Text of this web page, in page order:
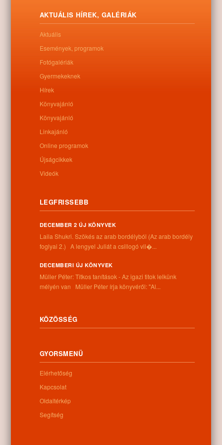
Letöltés
0
Nem található kapcsolódó anyag
Kategóriák:
Információk
Telefon:
+36 52 206 031
Nyitva tartás:
Szerda: 9:00-12:00 13:00-16:30
Csütörtök: 9:00-12:00 13:00-16:30
Vasárnap: zárva
Hírlevél
AKTUÁLIS HÍREK, GALÉRIÁK
Aktuális
Események, programok
Fotógalériák
Gyermekeknek
Hírek
Könyvajánló
Könyvajánló
Linkajánló
Online programok
Újságcikkek
Videók
LEGFRISSEBB
DECEMBER 2 ÚJ KÖNYVEK
Laila Shukri. Szökés ​az arab bordélyból (Az arab bordély
foglyai 2.) A lengyel Juliát a csillogó vil�...
DECEMBERI ÚJ KÖNYVEK
Müller Péter: Titkos tanítások - Az igazi titok lelkünk
mélyén van Müller Péter írja könyvéről: "Al...
KÖZÖSSÉG
GYORSMENÜ
Elérhetőség
Kapcsolat
Oldaltérkép
Segítség